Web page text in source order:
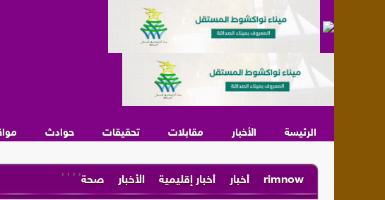
الرئيسة الأخبار مقابلات تحقيقات حوادث
rimnow
,
أخبار
,
أخبار إقليمية
,
الأخبار
,
صحة